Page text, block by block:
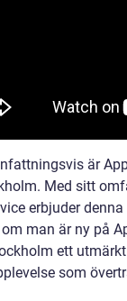
är
Med sitt
erbjuder
man är ny på
ett
som